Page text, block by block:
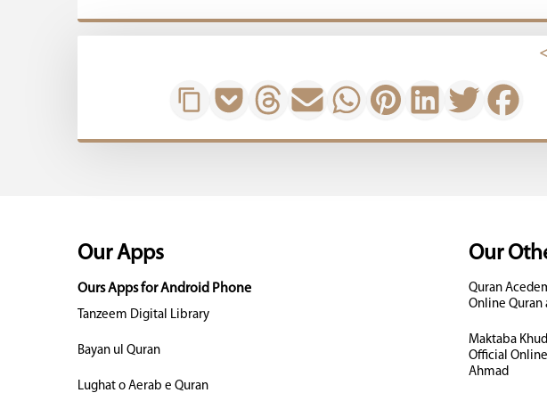
Our
Quran
Online Quran
Maktaba
Official
Ahmad
Our Apps
Ours Apps for Android Phone
Tanzeem Digital Library
Bayan ul Quran
Lughat o Aerab e Quran